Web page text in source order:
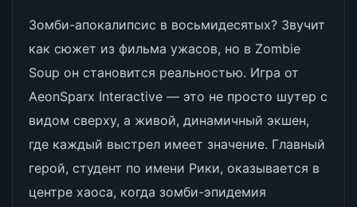
Зомби-апокалипсис в восьмидесятых? Звучит
как сюжет из фильма ужасов, но в Zombie
Soup он становится реальностью. Игра от
AeonSparx Interactive — это не просто шутер с
видом сверху, а живой, динамичный экшен,
где каждый выстрел имеет значение. Главный
герой, студент по имени Рики, оказывается в
центре хаоса, когда зомби-эпидемия